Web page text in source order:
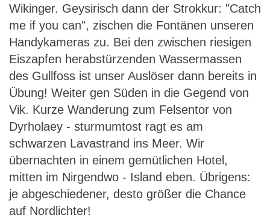
Wikinger. Geysirisch dann der Strokkur: "Catch
me if you can", zischen die Fontänen unseren
Handykameras zu. Bei den zwischen riesigen
Eiszapfen herabstürzenden Wassermassen
des Gullfoss ist unser Auslöser dann bereits in
Übung! Weiter gen Süden in die Gegend von
Vik. Kurze Wanderung zum Felsentor von
Dyrholaey - sturmumtost ragt es am
schwarzen Lavastrand ins Meer. Wir
übernachten in einem gemütlichen Hotel,
mitten im Nirgendwo - Island eben. Übrigens:
je abgeschiedener, desto größer die Chance
auf Nordlichter!